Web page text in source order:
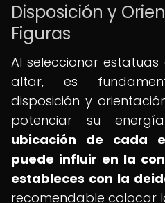
Disposición y
Figuras
Al seleccionar
altar, es
disposición y
potenciar su
ubicación de cada
puede influir en la
estableces con la
recomendable colocar